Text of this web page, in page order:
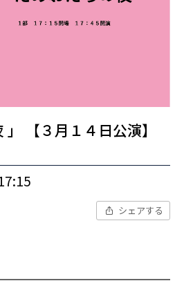
」 【３月１４日公演】
シェアする